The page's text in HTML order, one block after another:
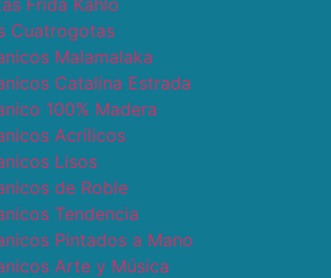
Frida Kahlo
Cuatrogotas
Malamalaka
Catalina Estrada
100% Madera
Acrílicos
Lisos
de Roble
Tendencia
Pintados a Mano
Arte y Música